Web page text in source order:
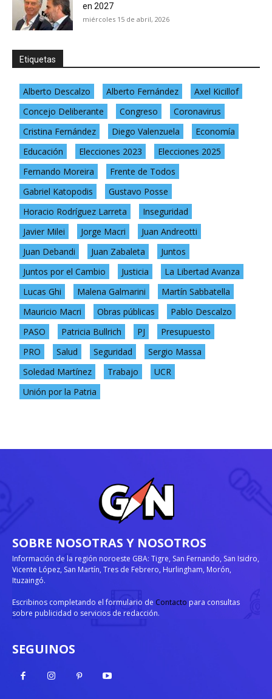
en 2027
miércoles 15 de abril, 2026
Etiquetas
Alberto Descalzo Alberto Fernández
Axel Kicillof
Concejo Deliberante
Congreso
Coronavirus
Cristina Fernández
Diego Valenzuela
Economía
Educación
Elecciones 2023
Elecciones 2025
Fernando Moreira
Frente de Todos
Gabriel Katopodis
Gustavo Posse
Horacio Rodríguez Larreta
Inseguridad
Javier Milei
Jorge Macri
Juan Andreotti
Juan Debandi
Juan Zabaleta
Juntos
Juntos por el Cambio
Justicia
La Libertad Avanza
Lucas Ghi
Malena Galmarini
Martín Sabbatella
Mauricio Macri
Obras públicas
Pablo Descalzo
PASO
Patricia Bullrich PJ
Presupuesto
PRO
Salud Seguridad
Sergio Massa
Soledad Martínez
Trabajo
UCR
Unión por la Patria
SOBRE NOSOTRAS Y NOSOTROS
Información de la región noroeste GBA: Tigre, San Fernando, San Isidro,
Vicente López, San Martín, Tres de Febrero, Hurlingham, Morón,
Ituzaingó.
Escribinos completando el formulario de Contacto para consultas
sobre publicidad o servicios de redacción.
SEGUINOS